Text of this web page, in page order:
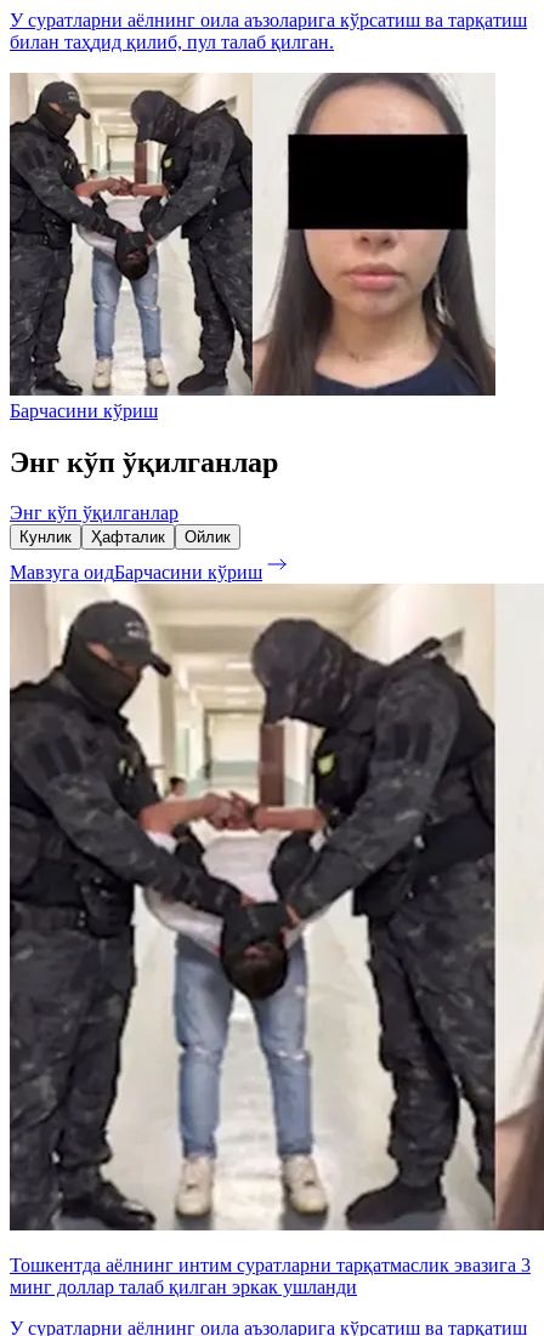
У суратларни аёлнинг оила аъзоларига кўрсатиш ва тарқатиш
билан таҳдид қилиб, пул талаб қилган.
Барчасини кўриш
Энг кўп ўқилганлар
Энг кўп ўқилганлар
Кунлик Ҳафталик Ойлик
Мавзуга оидБарчасини кўриш
Тошкентда аёлнинг интим суратларни тарқатмаслик эвазига 3
минг доллар талаб қилган эркак ушланди
У суратларни аёлнинг оила аъзоларига кўрсатиш ва тарқатиш